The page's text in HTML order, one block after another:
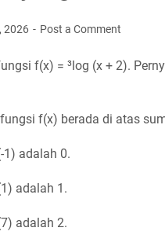
2026 Post a Comment
f(x) = ³log (x + 2).
f(x) berada di atas
adalah 0.
adalah 1.
adalah 2.